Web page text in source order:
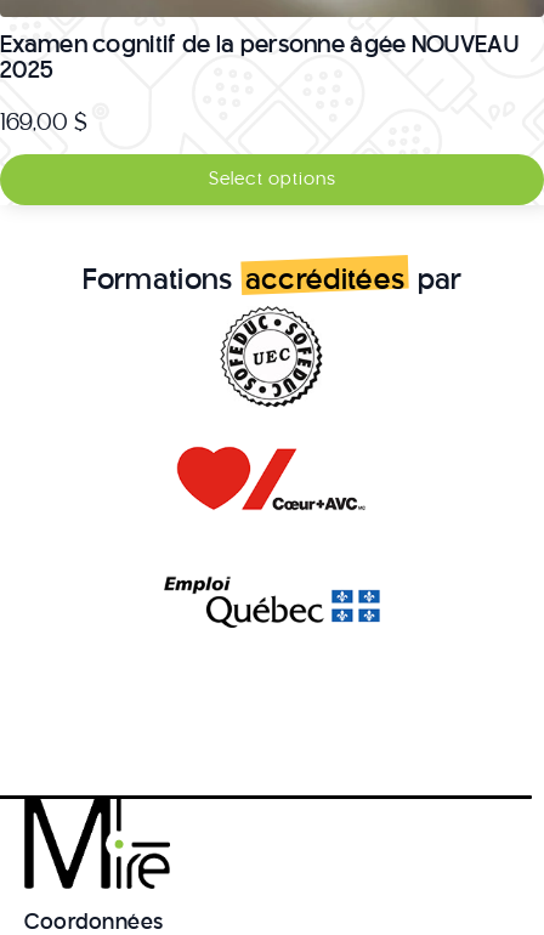
Examen cognitif de la personne âgée NOUVEAU
2025
169,00 $
Select options
Formations accréditées par
Coordonnées